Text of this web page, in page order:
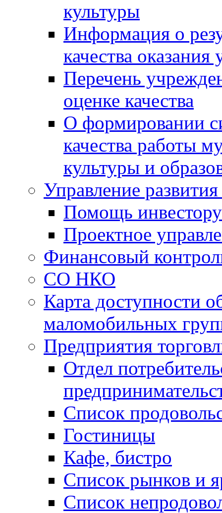
культуры
Информация о
качества оказания
Перечень
оценке качества
О формировании
качества работы
культуры и
Управление
Помощь инвестору
Проектное
Финансовый
СО НКО
Карта доступности
маломобильных
Предприятия
Отдел
Список
Гостиницы
Кафе, бистро
Cписок рынков и
Список